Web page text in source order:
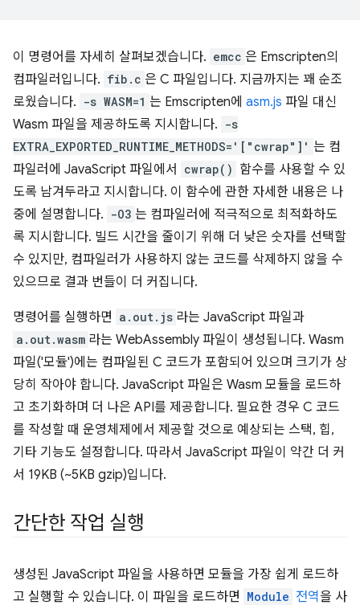
이 명령어를 자세히 살펴보겠습니다. emcc 은 Emscripten의
컴파일러입니다. fib.c 은 C 파일입니다. 지금까지는 꽤 순조
로웠습니다. -s WASM=1 는 Emscripten에 asm.js 파일 대신
Wasm 파일을 제공하도록 지시합니다. -s
EXTRA_EXPORTED_RUNTIME_METHODS='["cwrap"]' 는 컴
파일러에 JavaScript 파일에서
cwrap() 함수를 사용할 수 있
도록 남겨두라고 지시합니다. 이 함수에 관한 자세한 내용은 나
중에 설명합니다. -O3 는 컴파일러에 적극적으로 최적화하도
록 지시합니다. 빌드 시간을 줄이기 위해 더 낮은 숫자를 선택할
수 있지만, 컴파일러가 사용하지 않는 코드를 삭제하지 않을 수
있으므로 결과 번들이 더 커집니다.
명령어를 실행하면 a.out.js 라는 JavaScript 파일과
a.out.wasm 라는 WebAssembly 파일이 생성됩니다. Wasm
파일('모듈')에는 컴파일된 C 코드가 포함되어 있으며 크기가 상
당히 작아야 합니다. JavaScript 파일은 Wasm 모듈을 로드하
고 초기화하며 더 나은 API를 제공합니다. 필요한 경우 C 코드
를 작성할 때 운영체제에서 제공할 것으로 예상되는 스택, 힙,
기타 기능도 설정합니다. 따라서 JavaScript 파일이 약간 더 커
서 19KB (~5KB gzip)입니다.
간단한 작업 실행
생성된 JavaScript 파일을 사용하면 모듈을 가장 쉽게 로드하
고 실행할 수 있습니다. 이 파일을 로드하면 Module 전역을 사